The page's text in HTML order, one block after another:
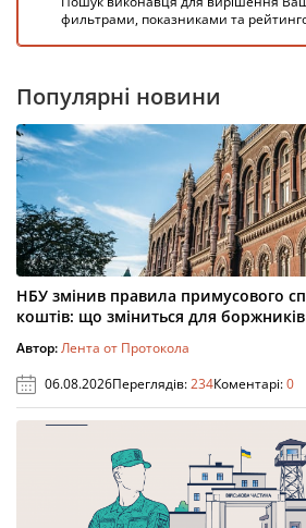
фильтрами, показниками та
Популярні новини
НБУ змінив правила примусового
коштів: що зміниться для боржників
Автор:Лента от Протокола
06.08.2026Переглядів:234Коментарі:0